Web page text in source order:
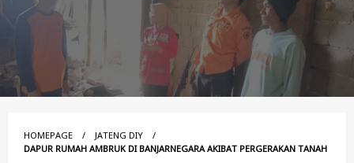
HOMEPAGE
JATENG DIY
DAPUR RUMAH AMBRUK DI BANJARNEGARA AKIBAT PERGERAKAN TANAH